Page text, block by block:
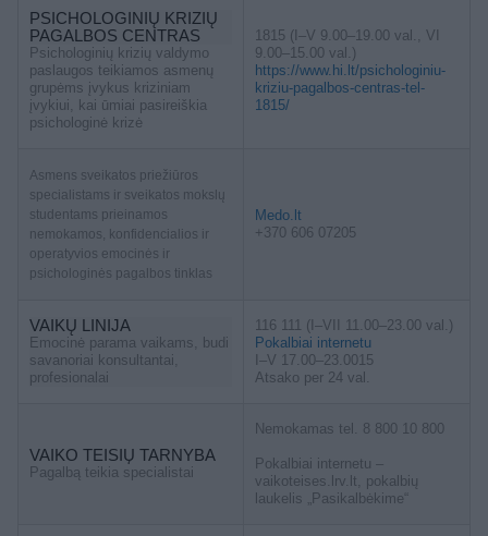
PSICHOLOGINIŲ KRIZIŲ
PAGALBOS CENTRAS
Psichologinių krizių valdymo
paslaugos teikiamos asmenų
grupėms įvykus kriziniam
įvykiui, kai ūmiai pasireiškia
psichologinė krizė
1815 (I–V 9.00–19.00 val., VI
9.00–15.00 val.)
https://www.hi.lt/psichologiniu-
kriziu-pagalbos-centras-tel-
1815/
Asmens sveikatos priežiūros
specialistams ir sveikatos mokslų
studentams prieinamos
nemokamos, konfidencialios ir
operatyvios emocinės ir
psichologinės pagalbos tinklas
Medo.lt
+370 606 07205
VAIKŲ LINIJA
Emocinė parama vaikams, budi
savanoriai konsultantai,
profesionalai
116 111 (I–VII 11.00–23.00 val.)
Pokalbiai internetu
I–V 17.00–23.0015
Atsako per 24 val.
VAIKO TEISIŲ TARNYBA
Pagalbą teikia specialistai
Nemokamas tel. 8 800 10 800
Pokalbiai internetu –
vaikoteises.lrv.lt, pokalbių
laukelis „Pasikalbėkime“